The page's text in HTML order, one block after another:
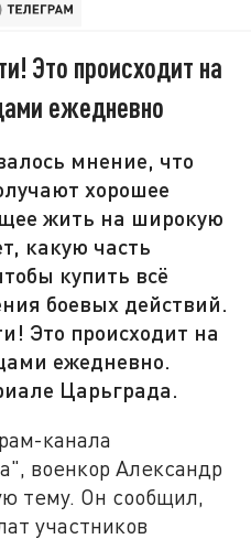
Это происходит на
ежедневно
мнение, что
хорошее
жить на широкую
какую часть
купить всё
боевых действий.
Это происходит на
ежедневно.
Царьграда.
канала
военкор Александр
тему. Он сообщил,
участников